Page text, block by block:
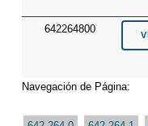
642264800
Navegación de Página: